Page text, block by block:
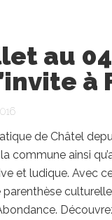
au
à
de Châtel
commune ainsi
et ludique. Avec